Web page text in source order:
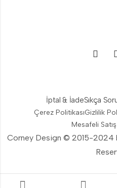
İptal & İadeSıkça
Çerez PolitikasıGizlilik
Mesafeli
Corney Design © 2015-2024